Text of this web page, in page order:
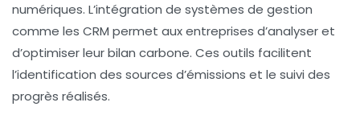
numériques. L’intégration de systèmes de gestion
comme les CRM permet aux entreprises d’analyser et
d’optimiser leur bilan carbone. Ces outils facilitent
l’identification des sources d’émissions et le suivi des
progrès réalisés.